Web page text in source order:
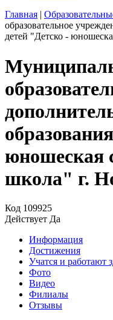
Главная |
образовательное
детей "Детско -
юношеская
школа" г.
Код 109925
Действует Да
Информация
Достижения
Учатся и работают
Фото
Видео
Филиалы
Отзывы